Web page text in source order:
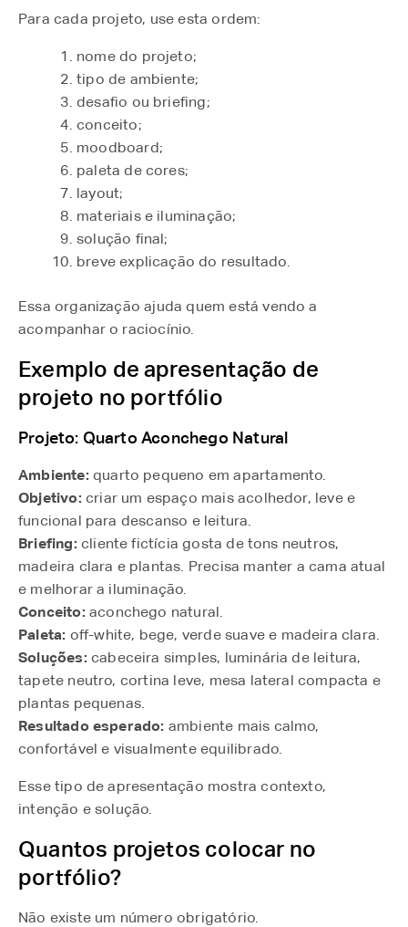
Para cada projeto, use esta ordem:
nome do projeto;
tipo de ambiente;
desafio ou briefing;
conceito;
moodboard;
paleta de cores;
layout;
materiais e iluminação;
solução final;
breve explicação do resultado.
Essa organização ajuda quem está vendo a
acompanhar o raciocínio.
Exemplo de apresentação de
projeto no portfólio
Projeto: Quarto Aconchego Natural
Ambiente: quarto pequeno em apartamento.
Objetivo: criar um espaço mais acolhedor, leve e
funcional para descanso e leitura.
Briefing: cliente fictícia gosta de tons neutros,
madeira clara e plantas. Precisa manter a cama atual
e melhorar a iluminação.
Conceito: aconchego natural.
Paleta: off-white, bege, verde suave e madeira clara.
Soluções: cabeceira simples, luminária de leitura,
tapete neutro, cortina leve, mesa lateral compacta e
plantas pequenas.
Resultado esperado: ambiente mais calmo,
confortável e visualmente equilibrado.
Esse tipo de apresentação mostra contexto,
intenção e solução.
Quantos projetos colocar no
portfólio?
Não existe um número obrigatório.